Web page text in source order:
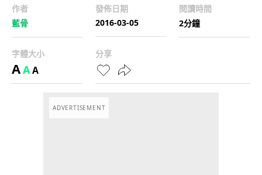
作者
藍骨
發佈日期
2016-03-05
閱讀時間
2分鐘
字體大小
AAA
分享
ADVERTISEMENT